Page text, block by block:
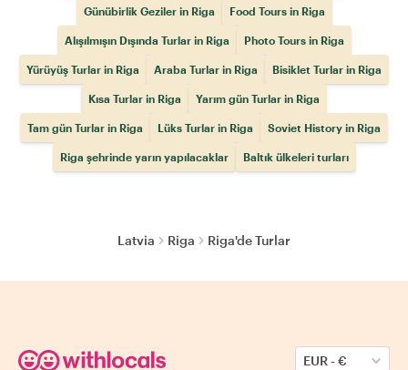
Günübirlik Geziler in Riga Food Tours in Riga
Alışılmışın Dışında Turlar in Riga Photo Tours in Riga
Yürüyüş Turlar in Riga Araba Turlar in Riga Bisiklet Turlar in Riga
Kısa Turlar in Riga Yarım gün Turlar in Riga
Tam gün Turlar in Riga Lüks Turlar in Riga Soviet History in Riga
Riga şehrinde yarın yapılacaklar Baltık ülkeleri turları
Latvia Riga Riga'de Turlar
EUR-€